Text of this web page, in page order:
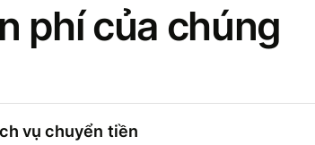
phí của chúng
vụ chuyển tiền